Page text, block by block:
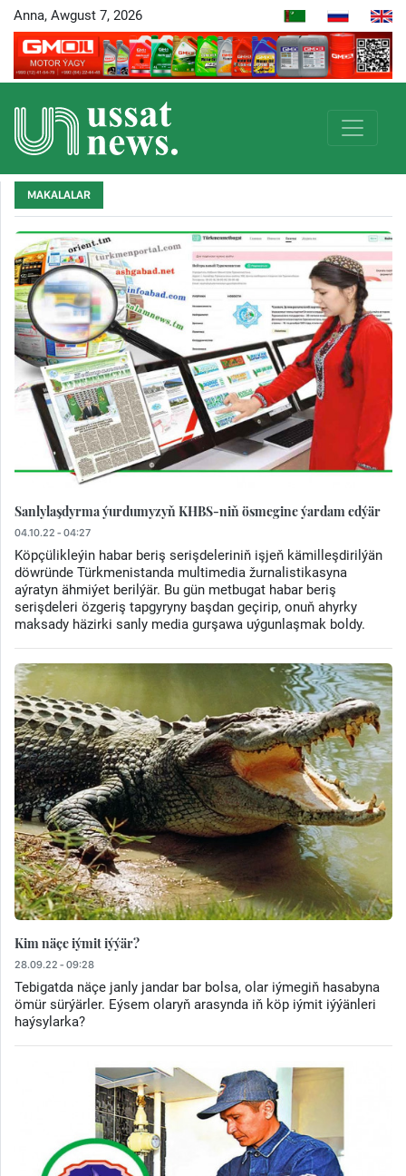
Anna, Awgust 7, 2026
MAKALALAR
Sanlylaşdyrma ýurdumyzyň KHBS-niň ösmegine ýardam edýär
04.10.22 - 04:27
Köpçülikleýin habar beriş serişdeleriniň işjeň kämilleşdirilýän
döwründe Türkmenistanda multimedia žurnalistikasyna
aýratyn ähmiýet berilýär. Bu gün metbugat habar beriş
serişdeleri özgeriş tapgyryny başdan geçirip, onuň ahyrky
maksady häzirki sanly media gurşawa uýgunlaşmak boldy.
Kim näçe iýmit iýýär?
28.09.22 - 09:28
Tebigatda näçe janly jandar bar bolsa, olar iýmegiň hasabyna
ömür sürýärler. Eýsem olaryň arasynda iň köp iýmit iýýänleri
haýsylarka?